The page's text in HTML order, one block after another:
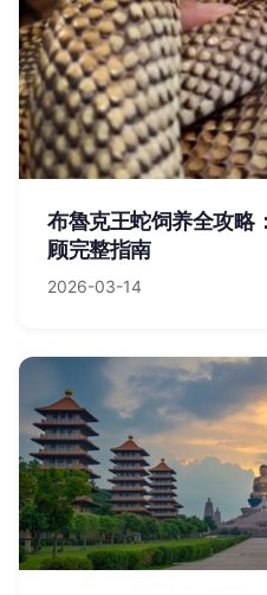
布魯克王蛇饲养全攻略
顾完整指南
2026-03-14